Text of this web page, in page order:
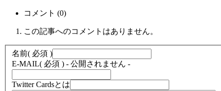
コメント (0)
この記事へのコメントはありません。
名前( 必須 )
E-MAIL( 必須 ) - 公開されません -
Twitter Cardsとは